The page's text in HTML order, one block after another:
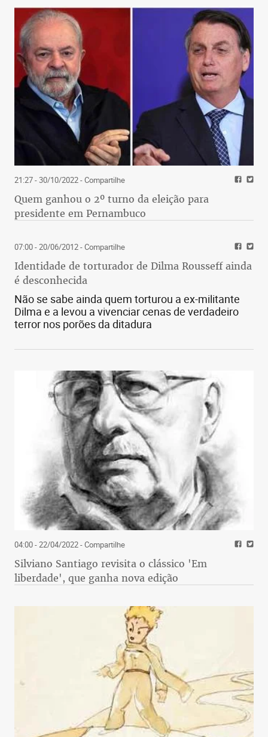
21:27 - 30/10/2022- Compartilhe
Quem ganhou o 2º turno da eleição para
presidente em Pernambuco
07:00 - 20/06/2012- Compartilhe
Identidade de torturador de Dilma Rousseff ainda
é desconhecida
Não se sabe ainda quem torturou a ex-militante
Dilma e a levou a vivenciar cenas de verdadeiro
terror nos porões da ditadura
04:00 - 22/04/2022- Compartilhe
Silviano Santiago revisita o clássico 'Em
liberdade', que ganha nova edição